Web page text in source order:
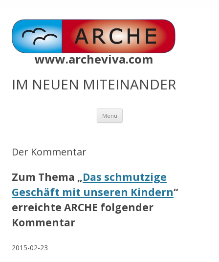
www.archeviva.com
IM NEUEN MITEINANDER
Menü Zum
springen
Der Kommentar
Zum Thema „Das schmutzige
Geschäft mit unseren Kindern“
erreichte ARCHE folgender
Kommentar
2015-02-23